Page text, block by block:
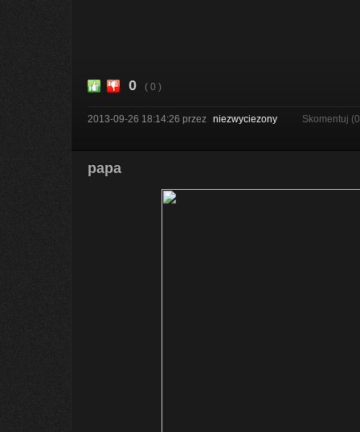
0 ( 0 )
2013-09-26 18:14:26 przez niezwyciezony Skomentuj
papa